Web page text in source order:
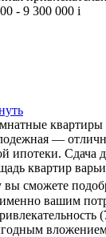
- 9 300 000 i
квартиры
—
ипотеки. Сдача
квартир
вы сможете
вашим